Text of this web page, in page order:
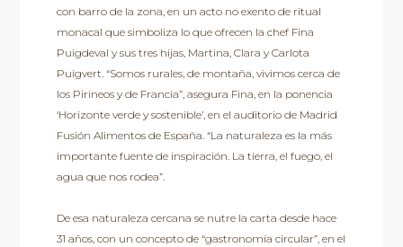
con barro de la zona, en un acto no exento de ritual
monacal que simboliza lo que ofrecen la chef Fina
Puigdeval y sus tres hijas, Martina, Clara y Carlota
Puigvert. “Somos rurales, de montaña, vivimos cerca de
los Pirineos y de Francia”, asegura Fina, en la ponencia
‘Horizonte verde y sostenible’, en el auditorio de Madrid
Fusión Alimentos de España. “La naturaleza es la más
importante fuente de inspiración. La tierra, el fuego, el
agua que nos rodea”.
De esa naturaleza cercana se nutre la carta desde hace
31 años, con un concepto de “gastronomía circular”, en el